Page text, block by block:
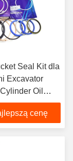
Seal Kit dla
Excavator
Oil
Parts
cenę